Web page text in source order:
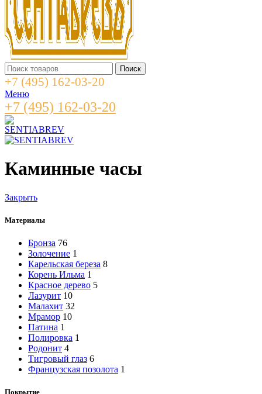
Поиск
+7 (495) 162-03-20
Меню
+7 (495) 162-03-20
Каминные часы
Закрыть
Материалы
Бронза 76
Золочение 1
Карельская береза 8
Корень Ильма 1
Красное дерево 5
Лазурит 10
Малахит 32
Мрамор 10
Патина 1
Полировка 1
Родонит 4
Тигровый глаз 6
Французская позолота 1
Покрытие